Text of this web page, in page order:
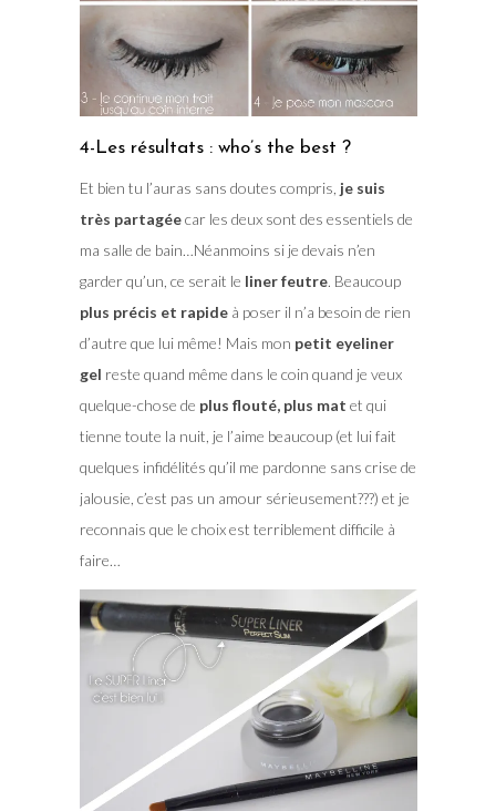
4-Les résultats : who’s the best ?
Et bien tu l’auras sans doutes compris, je suis
très partagéecar les deux sont des essentiels de
ma salle de bain…Néanmoins si je devais n’en
garder qu’un, ce serait le liner feutre. Beaucoup
plus précis et rapideà poser il n’a besoin de rien
d’autre que lui même! Mais mon petit eyeliner
gel reste quand même dans le coin quand je veux
quelque-chose de plus flouté, plus mat et qui
tienne toute la nuit, je l’aime beaucoup (et lui fait
quelques infidélités qu’il me pardonne sans crise de
jalousie, c’est pas un amour sérieusement???) et je
reconnais que le choix est terriblement difficile à
faire…